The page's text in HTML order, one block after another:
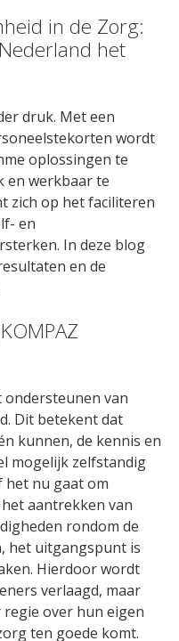
in de Zorg:
het
druk. Met een
wordt
oplossingen te
en werkbaar te
zich op het faciliteren
en
In deze blog
en de
ondersteunen van
Dit betekent dat
kunnen, de kennis en
mogelijk zelfstandig
het nu gaat om
aantrekken van
rondom de
het uitgangspunt is
Hierdoor wordt
verlaagd, maar
over hun eigen
ten goede komt.